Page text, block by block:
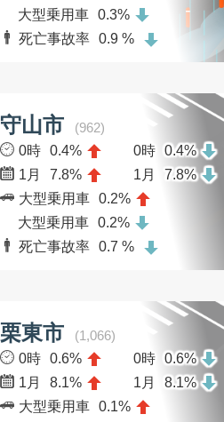
大型乗用車 0.3%
死亡事故率 0.9 %
守山市
(962)
0時 0.4% 0時 0.4%
1月
7.8% 1月
7.8%
大型乗用車 0.2%
大型乗用車 0.2%
死亡事故率 0.7 %
栗東市
(1,066)
0時 0.6% 0時 0.6%
1月
8.1% 1月
8.1%
大型乗用車 0.1%